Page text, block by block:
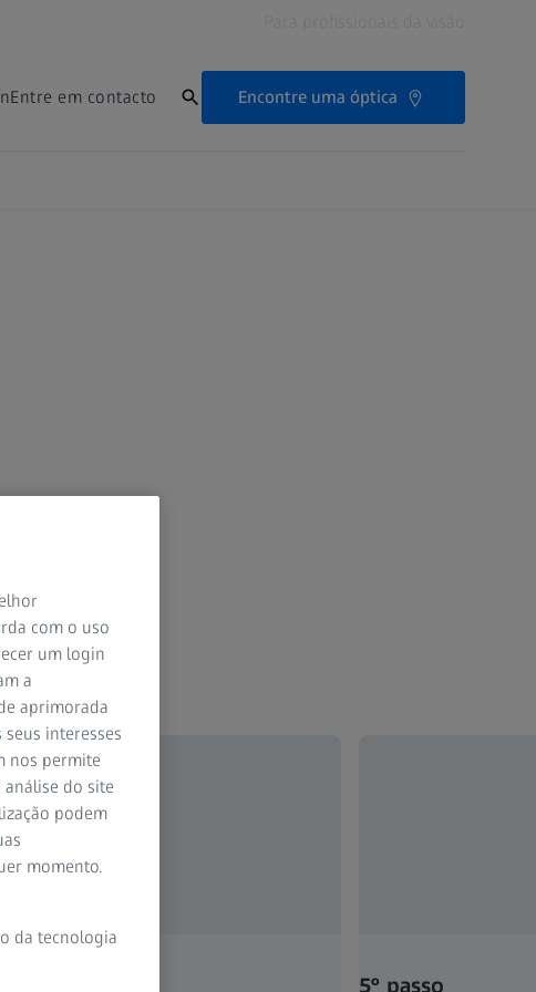
Entre em contacto Encontre uma óptica
5º passo
com o uso
um login
a
aprimorada
interesses
nos permite
do site
podem
momento.
da tecnologia